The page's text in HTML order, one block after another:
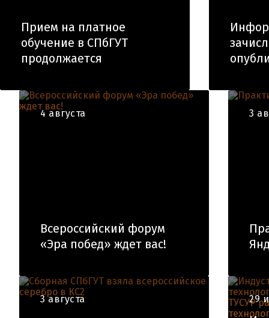
Прием на платное
обучение в СПбГУТ
продолжается
4 августа
Всероссийский форум
«Эра побед» ждет вас!
3
3 августа 29